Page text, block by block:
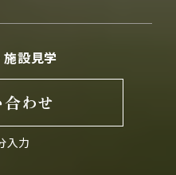
設見学
わせ
入力